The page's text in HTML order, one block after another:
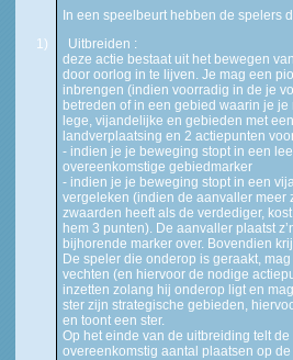
In een speelbeurt hebben de spelers
1)
Uitbreiden :
deze actie bestaat uit het bewegen
door oorlog in te lijven. Je mag een
inbrengen (indien voorradig in de je
betreden of in een gebied waarin je
lege, vijandelijke en gebieden met
landverplaatsing en 2 actiepunten
- indien je je beweging stopt in een
overeenkomstige gebiedmarker
- indien je je beweging stopt in een
vergeleken (indien de aanvaller meer
zwaarden heeft als de verdediger,
hem 3 punten). De aanvaller plaatst
bijhorende marker over. Bovendien
De speler die onderop is geraakt,
vechten (en hiervoor de nodige
inzetten zolang hij onderop ligt en
ster zijn strategische gebieden,
en toont een ster.
Op het einde van de uitbreiding telt
overeenkomstig aantal plaatsen op de